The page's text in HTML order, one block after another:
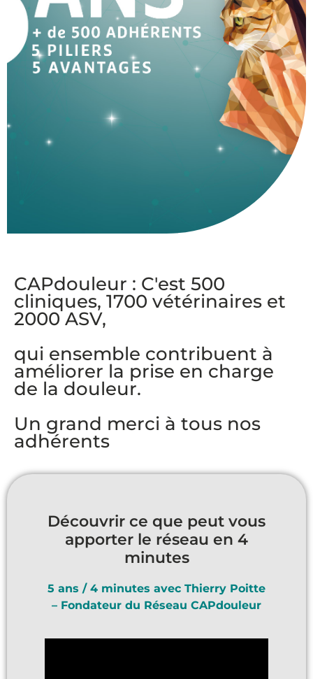
CAPdouleur : C'est 500
cliniques, 1700 vétérinaires et
2000 ASV,
qui ensemble contribuent à
améliorer la prise en charge
de la douleur.
Un grand merci à tous nos
adhérents
Découvrir ce que peut vous
apporter le réseau en 4
minutes
5 ans / 4 minutes avec Thierry Poitte
– Fondateur du Réseau CAPdouleur